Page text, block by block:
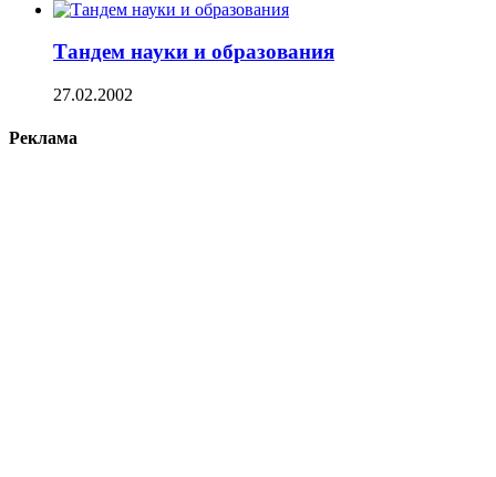
Тандем науки и образования
27.02.2002
Реклама